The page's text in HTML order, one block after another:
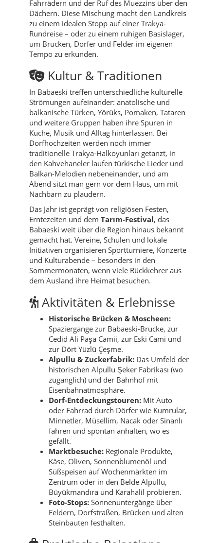
Fahrrädern und der Ruf des Muezzins über den
Dächern. Diese Mischung macht den Landkreis
zu einem idealen Stopp auf einer Trakya-
Rundreise – oder zu einem ruhigen Basislager,
um Brücken, Dörfer und Felder im eigenen
Tempo zu erkunden.
Kultur & Traditionen
In Babaeski treffen unterschiedliche kulturelle
Strömungen aufeinander: anatolische und
balkanische Türken, Yörüks, Pomaken, Tataren
und weitere Gruppen haben ihre Spuren in
Küche, Musik und Alltag hinterlassen. Bei
Dorfhochzeiten werden noch immer
traditionelle Trakya-Halkoyunları getanzt, in
den Kahvehaneler laufen türkische Lieder und
Balkan-Melodien nebeneinander, und am
Abend sitzt man gern vor dem Haus, um mit
Nachbarn zu plaudern.
Das Jahr ist geprägt von religiösen Festen,
Erntezeiten und dem Tarım-Festival, das
Babaeski weit über die Region hinaus bekannt
gemacht hat. Vereine, Schulen und lokale
Initiativen organisieren Sportturniere, Konzerte
und Kulturabende – besonders in den
Sommermonaten, wenn viele Rückkehrer aus
dem Ausland ihre Heimat besuchen.
Aktivitäten & Erlebnisse
Historische Brücken & Moscheen:
Spaziergänge zur Babaeski-Brücke, zur
Cedid Ali Paşa Camii, zur Eski Cami und
zur Dört Yüzlü Çeşme.
Alpullu & Zuckerfabrik: Das Umfeld der
historischen Alpullu Şeker Fabrikası (wo
zugänglich) und der Bahnhof mit
Eisenbahnatmosphäre.
Dorf-Entdeckungstouren: Mit Auto
oder Fahrrad durch Dörfer wie Kumrular,
Minnetler, Müsellim, Nacak oder Sinanlı
fahren und spontan anhalten, wo es
gefällt.
Marktbesuche: Regionale Produkte,
Käse, Oliven, Sonnenblumenöl und
Süßspeisen auf Wochenmärkten im
Zentrum oder in den Belde Alpullu,
Büyükmandıra und Karahalil probieren.
Foto-Stops: Sonnenuntergänge über
Feldern, Dorfstraßen, Brücken und alten
Steinbauten festhalten.